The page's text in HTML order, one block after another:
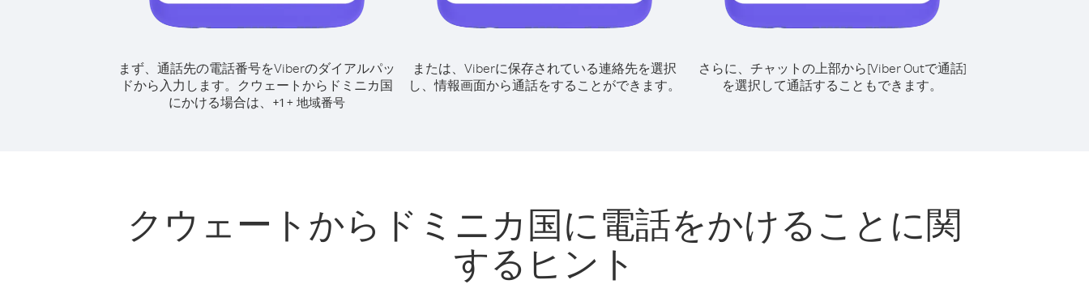
まず、通話先の電話番号をViberのダイアルパッ
ドから入力します。 クウェートからドミニカ国
にかける場合は、 +1 + 地域番号
または、Viberに保存されている連絡先を選択
し、情報画面から通話をすることができます。
さらに、チャットの上部から[Viber Outで通話]
を選択して通話することもできます。
クウェートからドミニカ国に電話をかけることに関
するヒント